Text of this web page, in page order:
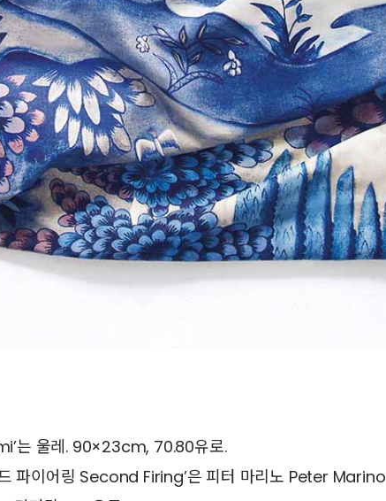
는 울레. 90×23cm, 70.80유로.
파이어링 Second Firing’은 피터 마리노 Peter Marino